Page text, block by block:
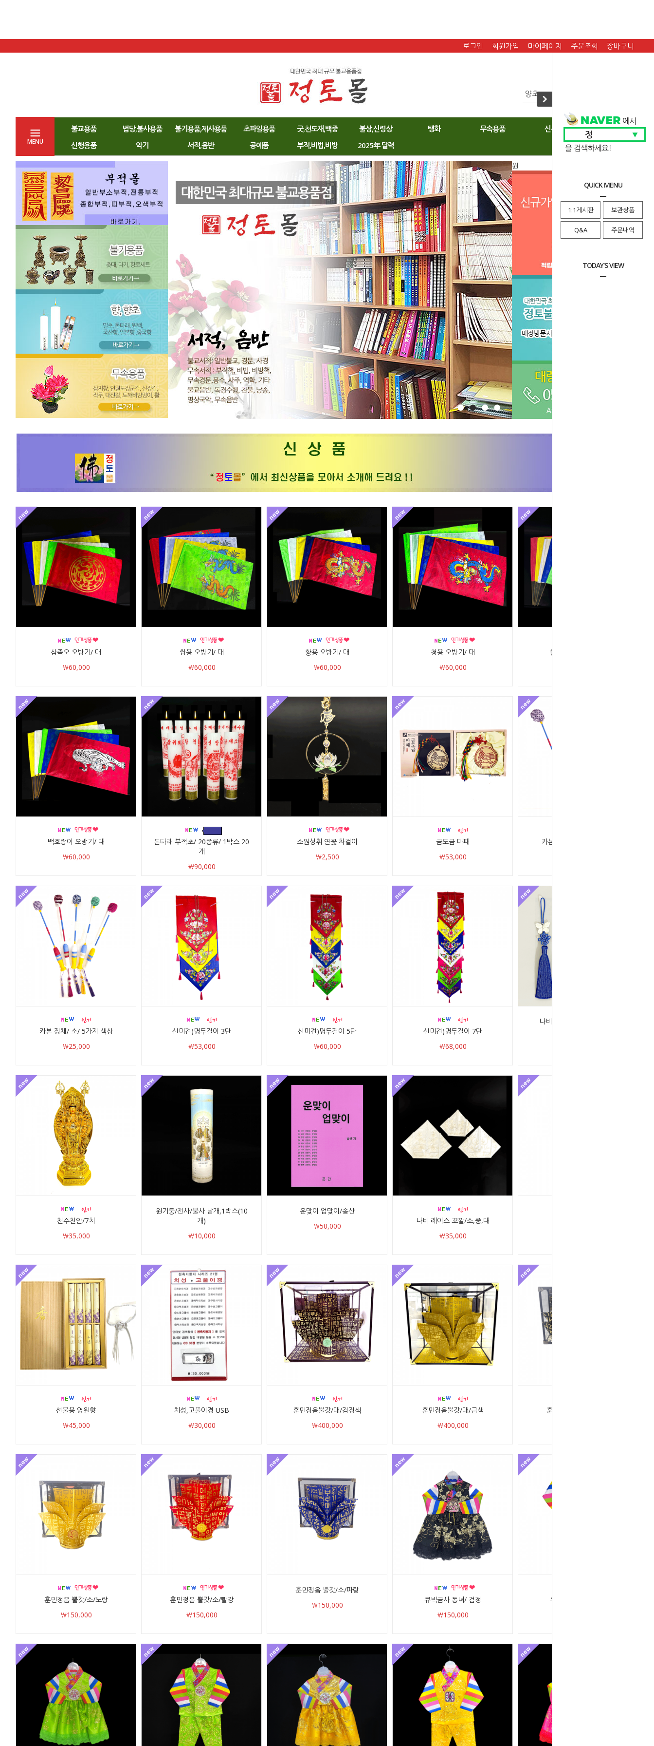
QUICK MENU
1:1게시판 보관상품
Q&A 주문내역
TODAY'S VIEW
로그인 회원가입 마이페이지 주문조회 장바구니
MENU
불교용품 법당,불사용품 불기용품,제사용품 초파일용품 굿,천도재,백중 불상,신령상 탱화 무속용품
신복
신행용품
악기 서적,음반 공예품 부적,비법,비방 2025年 달력
원
삼족오 오방기/ 대
￦60,000
쌍용 오방기/ 대
￦60,000
황용 오방기/ 대
￦60,000
청용 오방기/ 대
￦60,000
황호랑이 오방기/ 대
백호랑이 오방기/ 대
￦60,000
돈타래 부적초/ 20종류/ 1박스 20
개
￦90,000
소원성취 연꽃 차걸이
￦2,500
금도금 마패
￦53,000
카본 징채/ 대/ 5가지 색상
카본 징채/ 소/ 5가지 색상
￦25,000
신미견)명두걸이 3단
￦53,000
신미견)명두걸이 5단
￦60,000
신미견)명두걸이 7단
￦68,000
나비 노리개/파랑,빨강,흰색
천수천안/7치
￦35,000
원기둥/전사/불사 낱개,1박스(10
개)
￦10,000
운맞이 업맞이/송산
￦50,000
나비 레이스 꼬깔/소,중,대
￦35,000
선물용 영원향
￦45,000
치성,고풀이경 USB
￦30,000
훈민정음뿔갓/대/검정색
￦400,000
훈민정음뿔갓/대/금색
￦400,000
훈민정음 뿔갓/소/검정
훈민정음 뿔갓/소/노랑
￦150,000
훈민정음 뿔갓/소/빨강
￦150,000
훈민정음 뿔갓/소/파랑
￦150,000
큐빅금사 동녀/ 검정
￦150,000
큐빅금사 동자/ 검정